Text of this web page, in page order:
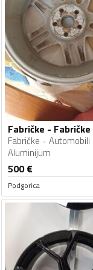
Fabričke
Automobili
Aluminijum
500€
Podgorica